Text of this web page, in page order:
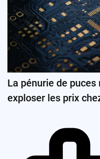
La pénurie de
exploser les prix